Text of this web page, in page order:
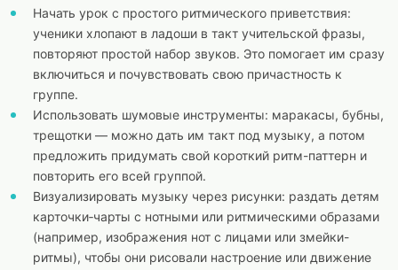
Начать урок с простого ритмического приветствия:
ученики хлопают в ладоши в такт учительской фразы,
повторяют простой набор звуков. Это помогает им сразу
включиться и почувствовать свою причастность к
группе.
Использовать шумовые инструменты: маракасы, бубны,
трещотки — можно дать им такт под музыку, а потом
предложить придумать свой короткий ритм-паттерн и
повторить его всей группой.
Визуализировать музыку через рисунки: раздать детям
карточки‑чарты с нотными или ритмическими образами
(например, изображения нот с лицами или змейки-
ритмы), чтобы они рисовали настроение или движение